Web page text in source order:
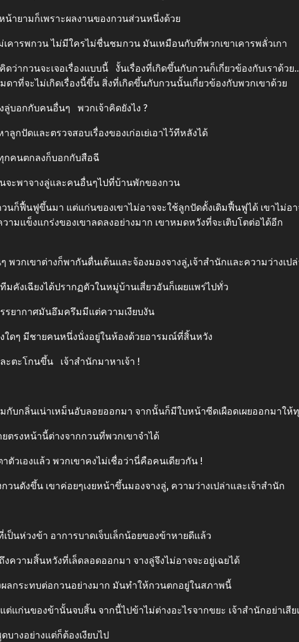
ยามก็เพราะผลงานของกวนส่วนหนึ่งด้วย
รพกวน ไม่มีใครไม่ชื่นชมกวน มันเหมือนกับที่พวกเขาเคารพลั่วเกา
กวนจะเจอเรื่องแบบนี้ งั้นเรื่องที่เกิดขึ้นกับกวนก็เกี่ยวข้องกับเรา
ดาที่จะไม่เกิดเรื่องนี้ขึ้น สิ่งที่เกิดขึ้นกับกวนนั้นเกี่ยวข้องกับพวกเขาด้วย
อกกับคนอื่นๆ พวกเจ้าคิดยังไง ?
ดและตรวจสอบเรื่องของเก่อเย่เอาไว้ทีหลังได้
คนตกลงก็บอกกับสือฉี
พาจางลู่และคนอื่นๆไปที่บ้านพักของกวน
ฟื้นฟูขึ้นมา แต่แก่นของเขาไม่อาจจะใช้ลูกปัดดั้งเดิมฟื้นฟูได้ เขาไม่อา
วามแข็งแกร่งของเขาลดลงอย่างมาก เขาหมดหวังที่จะเติบโตต่อได้
เขาต่างก็พากันตื่นเต้นและจ้องมองจางลู่,เจ้าสำนักและความว่างเปล่
คังเฉียงได้ปรากฏตัวในหมู่บ้านเสี่ยวอันก็เผยแพร่ไปทั่ว
ยากาศมันอึมครึมมีแต่ความเงียบงัน
ดๆ มีชายคนหนึ่งนั่งอยู่ในห้องด้วยอารมณ์ที่สิ้นหวัง
ะโกนขึ้น เจ้าสำนักมาหาเจ้า !
กลิ่นเน่าเหม็นอับลอยออกมา จากนั้นก็มีใบหน้าซีดเผือดเผยออกมาให้ทุ
งหน้านี้ต่างจากกวนที่พวกเขาจำได้
วเองแล้ว พวกเขาคงไม่เชื่อว่านี่คือคนเดียวกัน !
งขึ้น เขาค่อยๆเงยหน้าขึ้นมองจางลู่, ความว่างเปล่าและเจ้าสำนัก
วงข้า อาการบาดเจ็บเล็กน้อยของข้าหายดีแล้ว
วามสิ้นหวังที่เล็ดลอดออกมา จางลู่จึงไม่อาจจะอยู่เฉยได้
กระทบต่อกวนอย่างมาก มันทำให้กวนตกอยู่ในสภาพนี้
ของข้านั้นจบสิ้น จากนี้ไปข้าไม่ต่างอะไรจากขยะ เจ้าสำนักอย่าเสียเ
างอย่างแต่ก็ต้องเงียบไป